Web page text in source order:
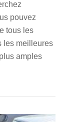
pouvez
tous les
les meilleures
amples